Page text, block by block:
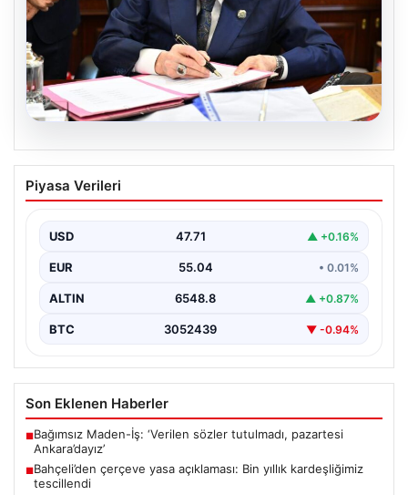
05.08.2026
Bahçeli’den çerçeve yasa açıklaması:
Bin yıllık kardeşliğimiz tescillendi
Piyasa Verileri
USD 47.71 ▲ +0.16%
EUR 55.04 • 0.01%
ALTIN 6548.8 ▲ +0.87%
BTC 3052439 ▼ -0.94%
Son Eklenen Haberler
■Bağımsız Maden-İş: ‘Verilen sözler tutulmadı, pazartesi
Ankara’dayız’
■Bahçeli’den çerçeve yasa açıklaması: Bin yıllık kardeşliğimiz
tescillendi